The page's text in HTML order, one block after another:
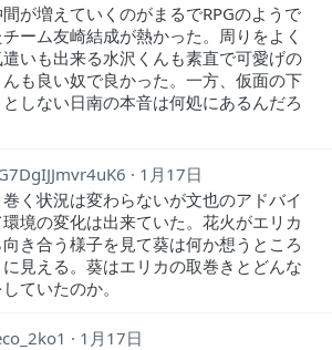
が増えていくのがまるでRPGのようで
ーム友崎結成が熱かった。周りをよく
遣いも出来る水沢くんも素直で可愛げの
も良い奴で良かった。一方、仮面の下
しない日南の本音は何処にあるんだろ
1月17日
く状況は変わらないが文也のアドバイ
境の変化は出来ていた。花火がエリカ
き合う様子を見て葵は何か想うところ
見える。葵はエリカの取巻きとどんな
ていたのか。
1月17日